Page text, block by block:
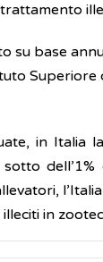
su base
in Italia
dell’1%
in